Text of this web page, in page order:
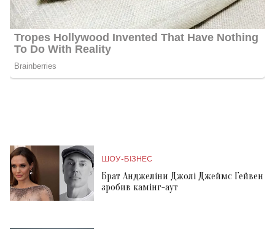
ШОУ-БІЗНЕС
Брат Анджеліни Джолі Джеймс Гейвен
зробив камінг-аут